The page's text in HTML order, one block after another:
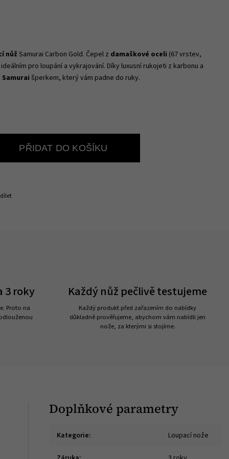
nůž Samurai Carbon Gold. Čepel z damaškové oceli (67 vrstev,
pro loupání a vykrajování. Díky luxusní rukojeti z karbonu a
Samurai šperkem, který vám padne do ruky.
PŘIDAT DO KOŠÍKU
3 roky
Proto na
Každý nůž pečlivě testujeme
Každý produkt před zařazením do nabídky
důkladně prověřujeme, abychom vám nabídli jen
nože, za kterými si stojíme.
Doplňkové parametry
Kategorie: Loupací nože